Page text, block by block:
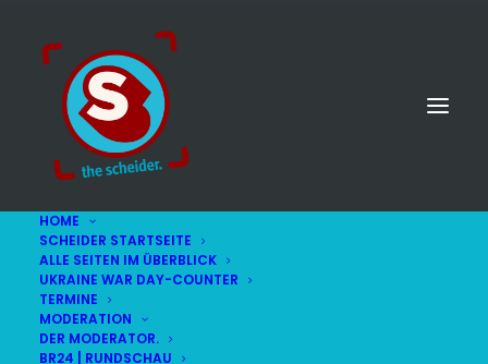
HOME
SCHEIDER STARTSEITE
ALLE SEITEN IM ÜBERBLICK
UKRAINE WAR DAY-COUNTER
TERMINE
MODERATION
DER MODERATOR.
BR24 | RUNDSCHAU